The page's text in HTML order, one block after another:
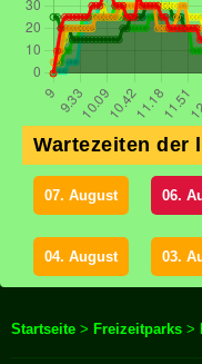
Wartezeiten der
07. August 06.
04. August 03.
Startseite > Freizeitparks >